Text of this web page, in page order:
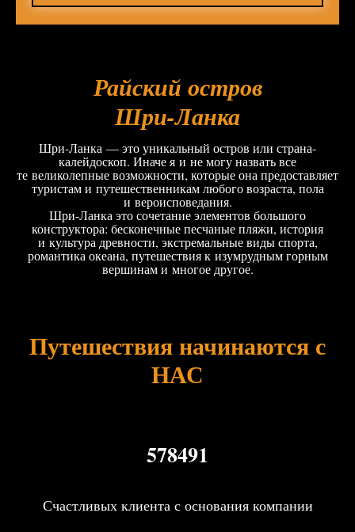
Райский остров
Шри-Ланка
Шри-Ланка — это уникальный остров или страна-
калейдоскоп. Иначе я и не могу назвать все
те великолепные возможности, которые она предоставляет
туристам и путешественникам любого возраста, пола
и вероисповедания.
Шри-Ланка это сочетание элементов большого
конструктора: бесконечные песчаные пляжи, история
и культура древности, экстремальные виды спорта,
романтика океана, путешествия к изумрудным горным
вершинам и многое другое.
Путешествия начинаются с
НАС
578491
Счастливых клиента с основания компании